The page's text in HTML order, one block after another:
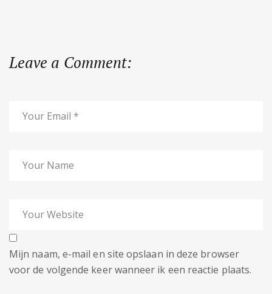
Leave a Comment:
Mijn naam, e-mail en site opslaan in deze browser
voor de volgende keer wanneer ik een reactie plaats.